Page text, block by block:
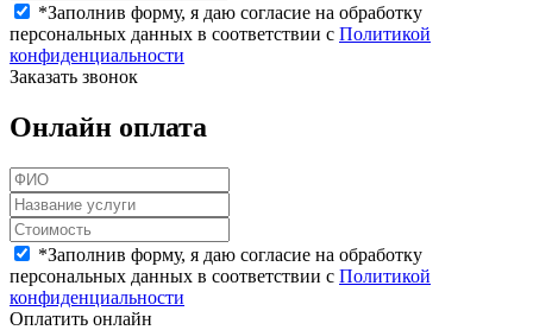
*Заполнив форму, я даю согласие на обработку
персональных данных в соответствии с Политикой
конфиденциальности
Заказать звонок
Онлайн оплата
*Заполнив форму, я даю согласие на обработку
персональных данных в соответствии с Политикой
конфиденциальности
Оплатить онлайн